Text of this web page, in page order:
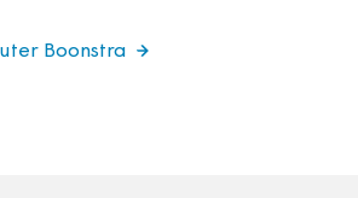
Boonstra